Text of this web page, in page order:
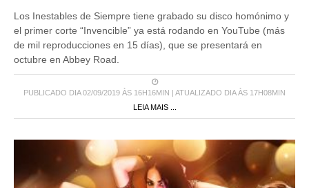
Los Inestables de Siempre tiene grabado su disco homónimo y
el primer corte “Invencible” ya está rodando en YouTube (más
de mil reproducciones en 15 días), que se presentará en
octubre en Abbey Road.
PUBLICADO DIA 02/09/2019 ÀS 16H16MIN | ATUALIZADO DIA ÀS 17H08MIN
LEIA MAIS ...